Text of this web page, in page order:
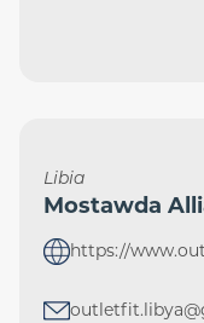
Libia
Mostawda
https://